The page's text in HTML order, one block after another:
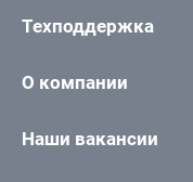
Техподдержка
О компании
Наши вакансии